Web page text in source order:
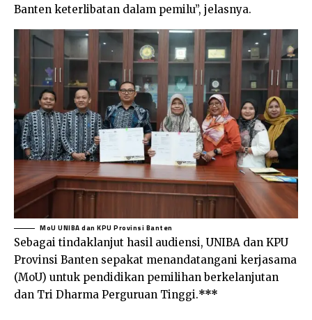
Banten keterlibatan dalam pemilu”, jelasnya.
MoU UNIBA dan KPU Provinsi Banten
Sebagai tindaklanjut hasil audiensi, UNIBA dan KPU
Provinsi Banten sepakat menandatangani kerjasama
(MoU) untuk pendidikan pemilihan berkelanjutan
dan Tri Dharma Perguruan Tinggi.***